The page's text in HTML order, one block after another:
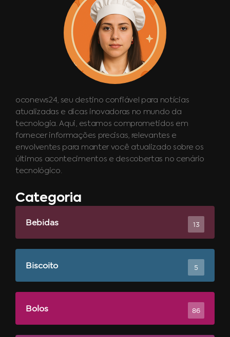
oconews24, seu destino confiável para notícias
atualizadas e dicas inovadoras no mundo da
tecnologia. Aqui, estamos comprometidos em
fornecer informações precisas, relevantes e
envolventes para manter você atualizado sobre os
últimos acontecimentos e descobertas no cenário
tecnológico.
Categoria
Bebidas 13
Biscoito 5
Bolos 86